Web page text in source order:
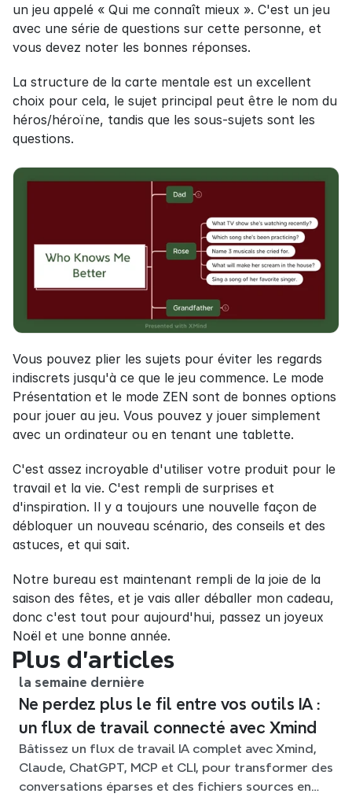
un jeu appelé « Qui me connaît mieux ». C'est un jeu
avec une série de questions sur cette personne, et
vous devez noter les bonnes réponses.
La structure de la carte mentale est un excellent
choix pour cela, le sujet principal peut être le nom du
héros/héroïne, tandis que les sous-sujets sont les
questions.
Vous pouvez plier les sujets pour éviter les regards
indiscrets jusqu'à ce que le jeu commence. Le mode
Présentation et le mode ZEN sont de bonnes options
pour jouer au jeu. Vous pouvez y jouer simplement
avec un ordinateur ou en tenant une tablette.
C'est assez incroyable d'utiliser votre produit pour le
travail et la vie. C'est rempli de surprises et
d'inspiration. Il y a toujours une nouvelle façon de
débloquer un nouveau scénario, des conseils et des
astuces, et qui sait.
Notre bureau est maintenant rempli de la joie de la
saison des fêtes, et je vais aller déballer mon cadeau,
donc c'est tout pour aujourd'hui, passez un joyeux
Noël et une bonne année.
Plus d’articles
la semaine dernière
Ne perdez plus le fil entre vos outils IA :
un flux de travail connecté avec Xmind
Bâtissez un flux de travail IA complet avec Xmind,
Claude, ChatGPT, MCP et CLI, pour transformer des
conversations éparses et des fichiers sources en